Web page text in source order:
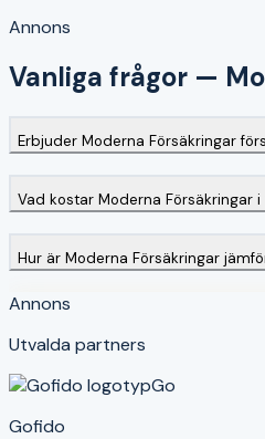
Annons
Vanliga frågor —
Erbjuder Moderna Försäkringar
Vad kostar Moderna Försäkringar i
Hur är Moderna Försäkringar
Annons
Utvalda partners
Go
Gofido